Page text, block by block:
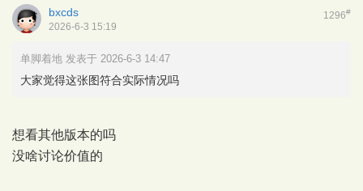
1296#
bxcds
2026-6-3 15:19
单脚着地 发表于 2026-6-3 14:47
大家觉得这张图符合实际情况吗
想看其他版本的吗
没啥讨论价值的